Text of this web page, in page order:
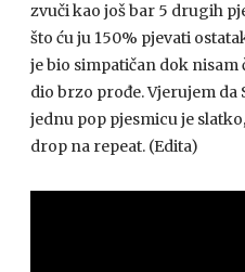
zvuči kao još bar 5 drugih
što ću ju 150% pjevati
je bio simpatičan dok nisam
dio brzo prođe. Vjerujem da
jednu pop pjesmicu je
drop na repeat. (Edita)